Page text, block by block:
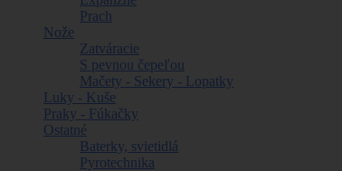
Prach
Nože
Zatváracie
S pevnou čepeľou
Mačety - Sekery - Lopatky
Luky - Kuše
Praky - Fúkačky
Ostatné
Baterky, svietidlá
Pyrotechnika